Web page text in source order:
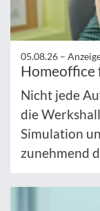
05.08.26 –
Homeoffice
Nicht jede
die
Simulation
zunehmend